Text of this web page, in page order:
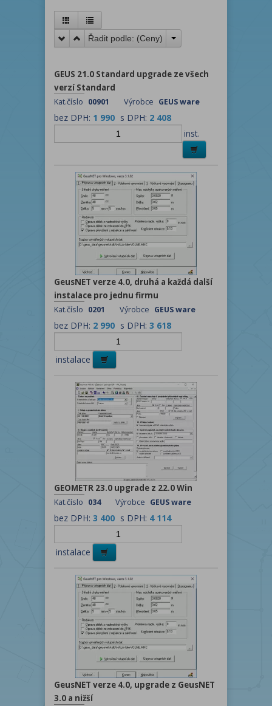
Řadit podle: (Ceny)
GEUS 21.0 Standard upgrade ze všech
verzí Standard
Kat.číslo 00901 Výrobce GEUS ware
bez DPH: 1 990 s DPH: 2 408
inst.
GeusNET verze 4.0, druhá a každá další
instalace pro jednu firmu
Kat.číslo 0201 Výrobce GEUS ware
bez DPH: 2 990 s DPH: 3 618
instalace
GEOMETR 23.0 upgrade z 22.0 Win
Kat.číslo 034 Výrobce GEUS ware
bez DPH: 3 400 s DPH: 4 114
instalace
GeusNET verze 4.0, upgrade z GeusNET
3.0 a nižší